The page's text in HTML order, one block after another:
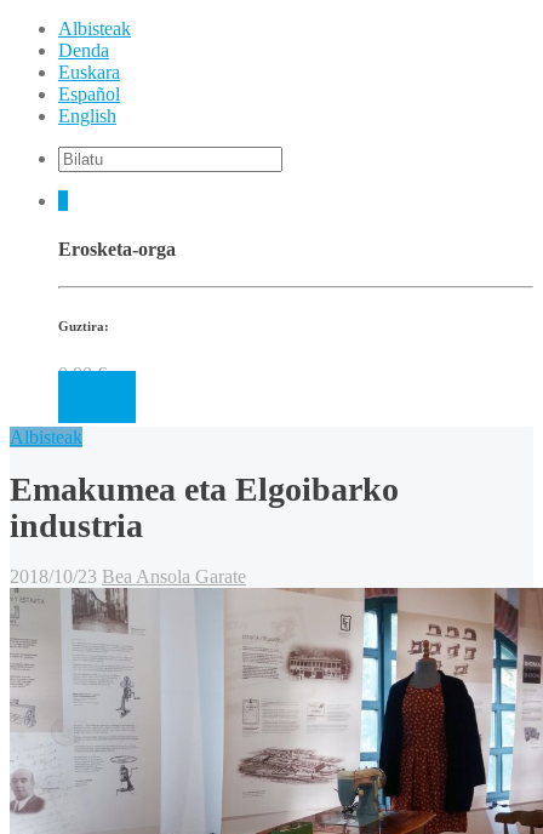
Albisteak
Denda
Euskara
Español
English
Erosketa-orga
Guztira:
0.00€
Albisteak
Emakumea eta Elgoibarko
industria
2018/10/23 Bea Ansola Garate